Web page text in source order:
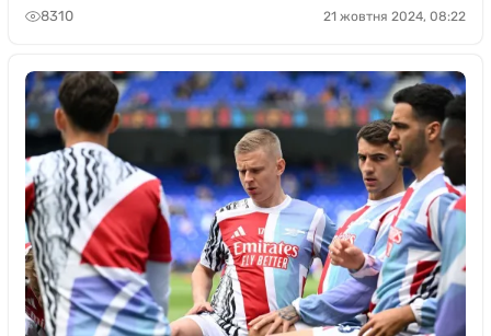
8310 21 жовтня 2024, 08:22